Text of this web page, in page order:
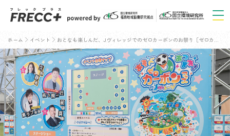
ホーム イベント おとなも楽しんだ、Jヴィレッジでのゼロカーボンのお祭り［ゼロカーボンフェスin Jヴィレッジ出展レポート］